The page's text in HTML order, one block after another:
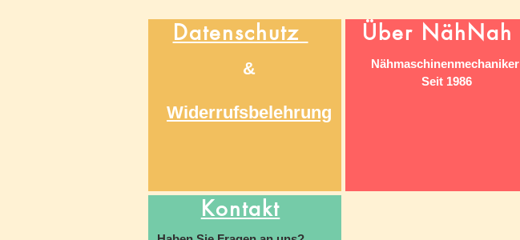
Datenschutz
&
Widerrufsbelehrung
Über NähNah
Nähmaschinenmechaniker
Seit 1986
Kontakt